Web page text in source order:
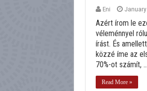
Eni
Azért írom le
véleménnyel
írást. És
közzé íme az
70%-ot számít, ...
Read More »